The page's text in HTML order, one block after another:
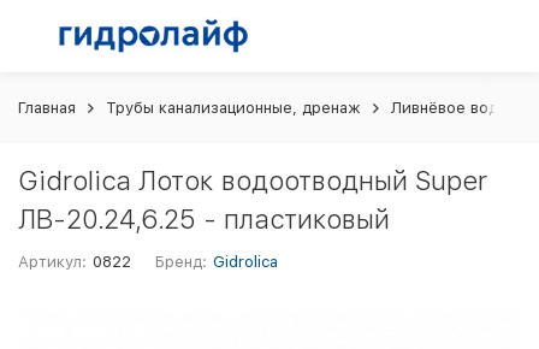
Главная Трубы канализационные, дренаж Ливнёвое
Gidrolica Лоток водоотводный Super
ЛВ-20.24,6.25 - пластиковый
Артикул: 0822 Бренд: Gidrolica